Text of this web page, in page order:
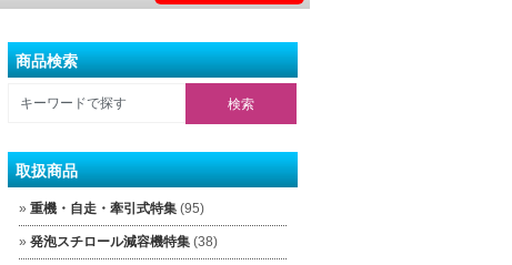
商品検索
取扱商品
重機・自走・牽引式特集(95)
発泡スチロール減容機特集(38)